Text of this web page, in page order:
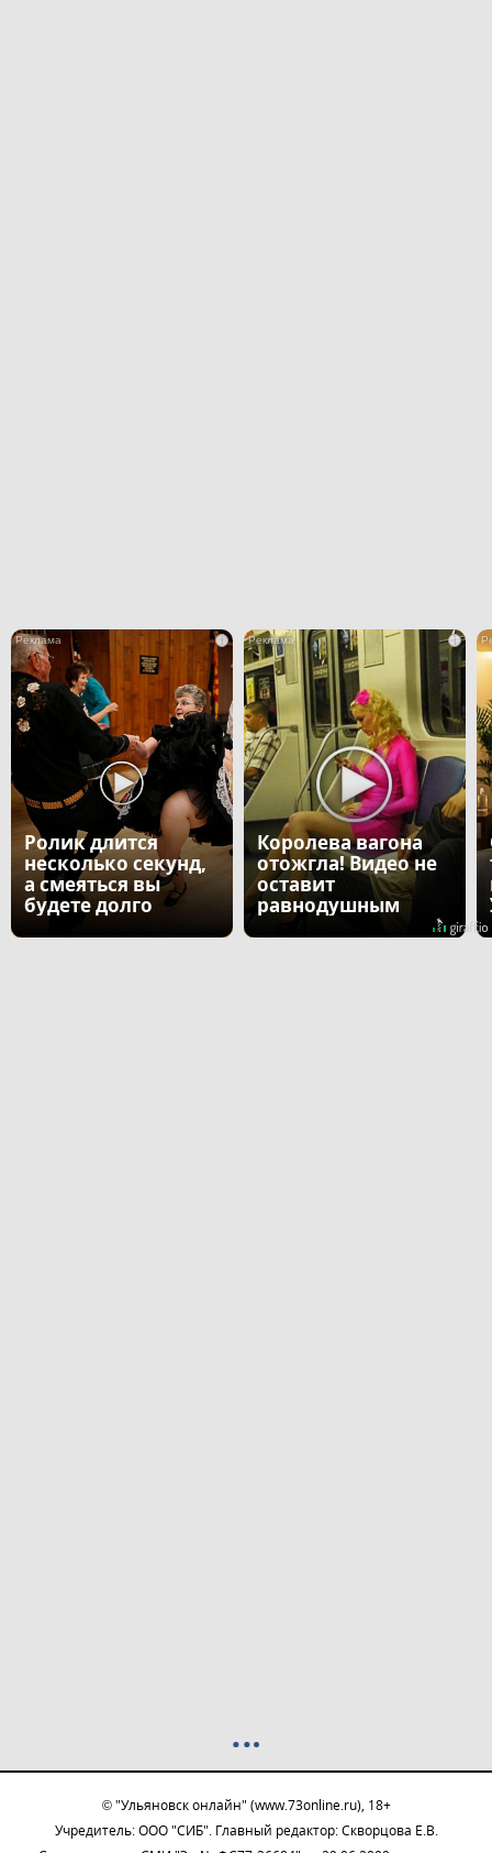
i
Ролик длится
несколько секунд,
а смеяться вы
будете долго
i
Королева вагона
отожгла! Видео не
оставит
равнодушным
© "Ульяновск онлайн" (www.73online.ru), 18+
Учредитель: ООО "СИБ". Главный редактор: Скворцова Е.В.